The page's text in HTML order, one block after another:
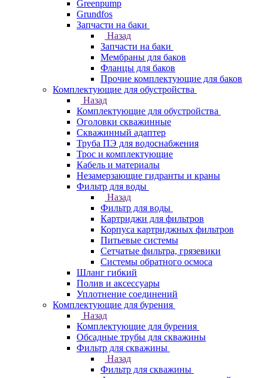
Greenpump
Grundfos
Запчасти на баки
Назад
Запчасти на баки
Мембраны для баков
Фланцы для баков
Прочие комплектующие для баков
Комплектующие для обустройства
Назад
Комплектующие для обустройства
Оголовки скважинные
Скважинный адаптер
Труба ПЭ для водоснабжения
Трос и комплектующие
Кабель и материалы
Незамерзающие гидранты и краны
Фильтр для воды
Назад
Фильтр для воды
Картриджи для фильтров
Корпуса картриджных фильтров
Питьевые системы
Сетчатые фильтра, грязевики
Системы обратного осмоса
Шланг гибкий
Полив и аксессуары
Уплотнение соединений
Комплектующие для бурения
Назад
Комплектующие для бурения
Обсадные трубы для скважины
Фильтр для скважины
Назад
Фильтр для скважины